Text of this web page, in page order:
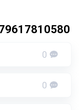
0
0